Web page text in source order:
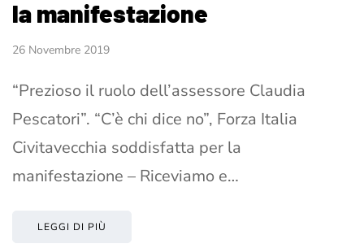
la manifestazione
26 Novembre 2019
“Prezioso il ruolo dell’assessore Claudia
Pescatori”. “C’è chi dice no”, Forza Italia
Civitavecchia soddisfatta per la
manifestazione – Riceviamo e…
LEGGI DI PIÙ